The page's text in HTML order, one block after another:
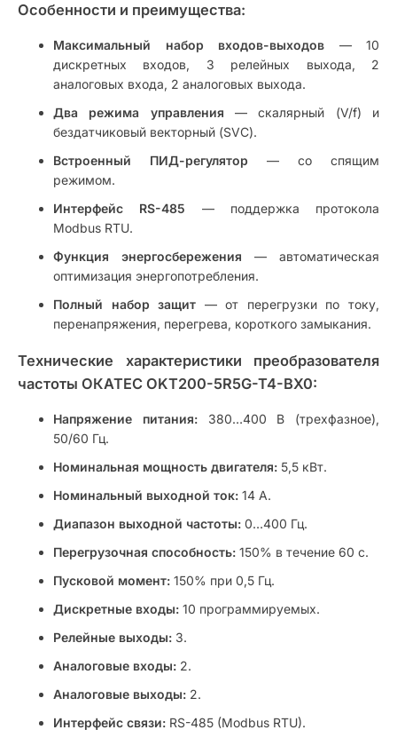
Особенности и преимущества:
Максимальный набор входов-выходов — 10
дискретных входов, 3 релейных выхода, 2
аналоговых входа, 2 аналоговых выхода.
Два режима управления — скалярный (V/f) и
бездатчиковый векторный (SVC).
Встроенный ПИД-регулятор — со спящим
режимом.
Интерфейс RS-485 — поддержка протокола
Modbus RTU.
Функция энергосбережения — автоматическая
оптимизация энергопотребления.
Полный набор защит — от перегрузки по току,
перенапряжения, перегрева, короткого замыкания.
Технические характеристики преобразователя
частоты ОКАТЕС OKT200-5R5G-T4-BX0:
Напряжение питания:380…400 В (трехфазное),
50/60 Гц.
Номинальная мощность двигателя: 5,5 кВт.
Номинальный выходной ток: 14 А.
Диапазон выходной частоты: 0…400 Гц.
Перегрузочная способность: 150% в течение 60 с.
Пусковой момент: 150% при 0,5 Гц.
Дискретные входы: 10 программируемых.
Релейные выходы: 3.
Аналоговые входы: 2.
Аналоговые выходы: 2.
Интерфейс связи: RS-485 (Modbus RTU).